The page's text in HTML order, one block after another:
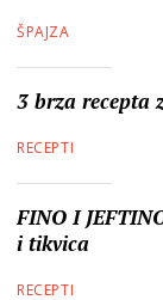
ŠPAJZA
3 brza recepta
RECEPTI
FINO I
i tikvica
RECEPTI